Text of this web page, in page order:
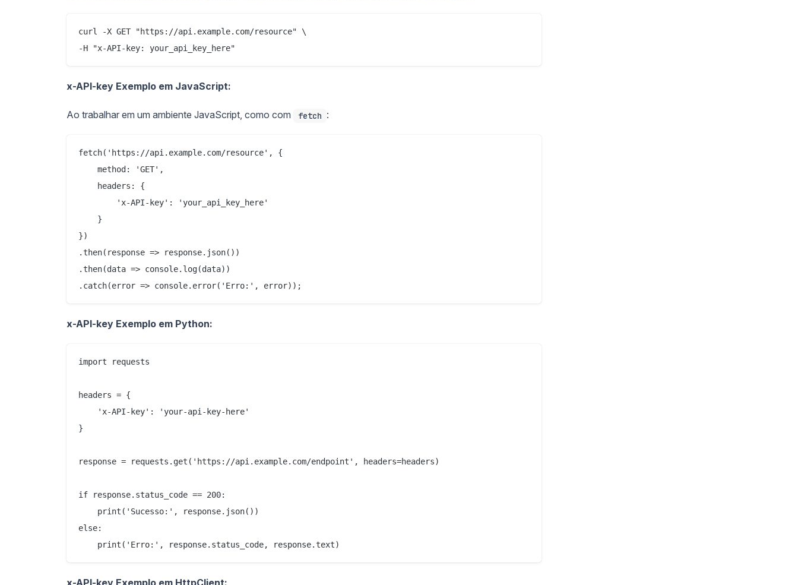
curl -X GET "https://api.example.com/resource" \
-H "x-API-key: your_api_key_here"
x-API-key Exemplo em JavaScript:
Ao trabalhar em um ambiente JavaScript, como com fetch :
fetch('https://api.example.com/resource', {
    method: 'GET',
    headers: {
        'x-API-key': 'your_api_key_here'
    }
})
.then(response => response.json())
.then(data => console.log(data))
.catch(error => console.error('Erro:', error));
x-API-key Exemplo em Python:
import requests
headers = {
    'x-API-key': 'your-api-key-here'
}
response = requests.get('https://api.example.com/endpoint', headers=headers)
if response.status_code == 200:
    print('Sucesso:', response.json())
else:
x-API-key Exemplo em HttpClient: